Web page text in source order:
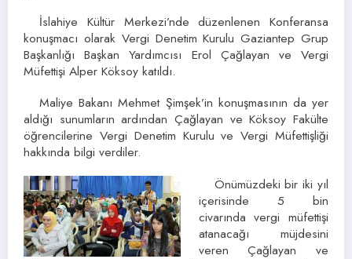
İslahiye Kültür Merkezi’nde düzenlenen Konferansa
konuşmacı olarak Vergi Denetim Kurulu Gaziantep Grup
Başkanlığı Başkan Yardımcısı Erol Çağlayan ve Vergi
Müfettişi Alper Köksoy katıldı.
Maliye Bakanı Mehmet Şimşek’in konuşmasının da yer
aldığı sunumların ardından Çağlayan ve Köksoy Fakülte
öğrencilerine Vergi Denetim Kurulu ve Vergi Müfettişliği
hakkında bilgi verdiler.
Önümüzdeki bir iki yıl
içerisinde 5 bin
civarında vergi müfettişi
atanacağı müjdesini
veren Çağlayan ve